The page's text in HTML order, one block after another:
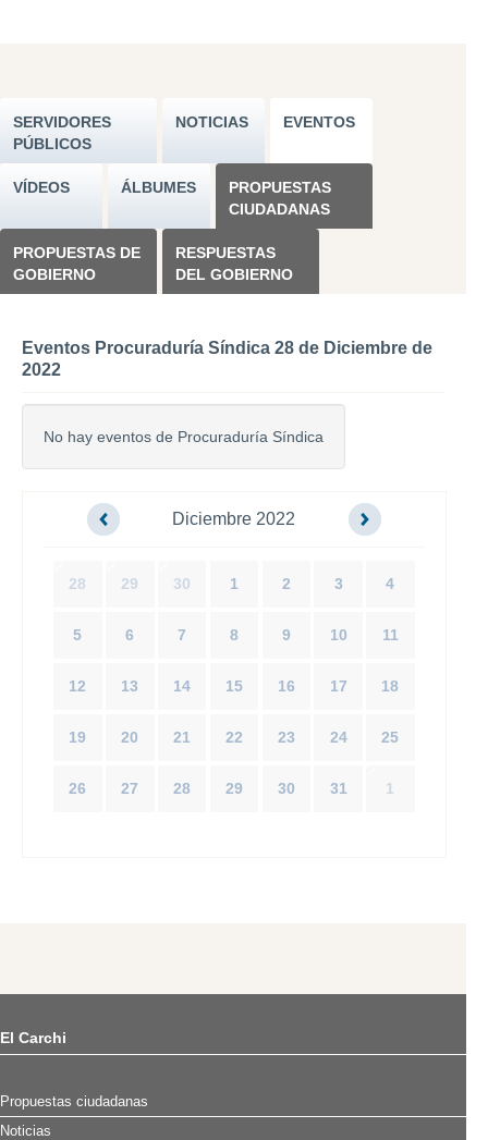
SERVIDORES
PÚBLICOS
NOTICIAS EVENTOS
VÍDEOS ÁLBUMES
PROPUESTAS
CIUDADANAS
PROPUESTAS DE
GOBIERNO
RESPUESTAS
DEL GOBIERNO
Eventos Procuraduría Síndica 28 de Diciembre de
2022
No hay eventos de Procuraduría Síndica
Diciembre 2022
28 29 30 1 2 3 4
5 6 7 8 9 10 11
12 13 14 15 16 17 18
19 20 21 22 23 24 25
26 27 28 29 30 31 1
El Carchi
Propuestas ciudadanas
Noticias